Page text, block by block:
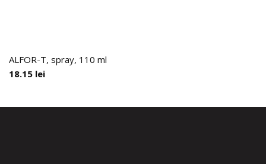
ALFOR-T, spray, 110 ml
18.15 lei